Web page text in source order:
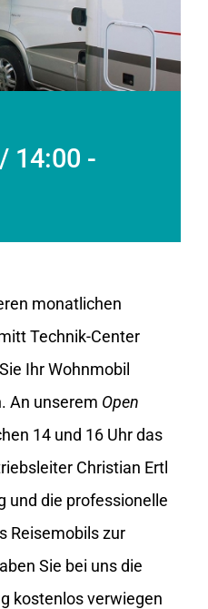
14:00 -
monatlichen
Technik-Center
Ihr Wohnmobil
An unserem Open
14 und 16 Uhr das
Christian Ertl
und die professionelle
Reisemobils zur
Sie bei uns die
kostenlos verwiegen